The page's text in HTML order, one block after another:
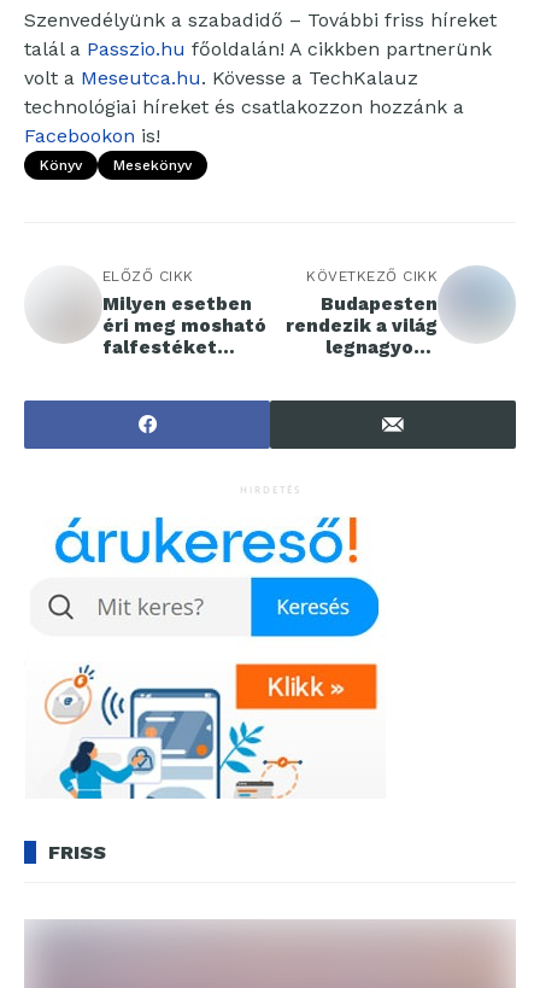
Szenvedélyünk a szabadidő – További friss híreket
talál a Passzio.hu főoldalán! A cikkben partnerünk
volt a Meseutca.hu. Kövesse a TechKalauz
technológiai híreket és csatlakozzon hozzánk a
Facebookon is!
Könyv Mesekönyv
ELŐZŐ CIKK
Milyen esetben
éri meg mosható
falfestéket
KÖVETKEZŐ CIKK
Budapesten
rendezik a világ
legnagyobb
HIRDETÉS
FRISS